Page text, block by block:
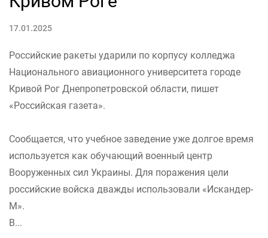
17.01.2025
Российские ракеты ударили по корпусу колледжа
Национального авиационного университета городе
Кривой Рог Днепропетровской области, пишет
«Российская газета».
Сообщается, что учебное заведение уже долгое время
используется как обучающий военный центр
Вооруженных сил Украины. Для поражения цели
российские войска дважды использовали «Искандер-
М».
В...